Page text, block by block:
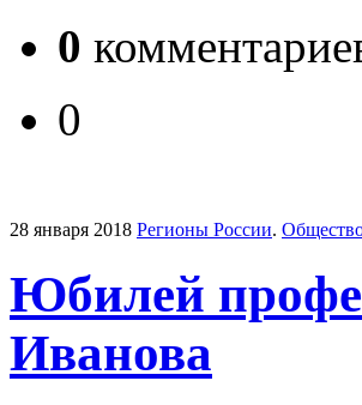
0
0
28 января 2018 Регионы России.
Юбилей
Иванова